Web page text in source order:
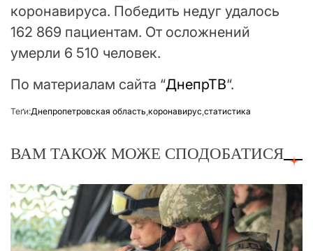
коронавируса. Победить недуг удалось
162 869 пациентам. От осложнений
умерли 6 510 человек.
По материалам сайта “ДнепрТВ“.
Теґи:Днепропетровская область,коронавирус,статистика
ВАМ ТАКОЖ МОЖЕ СПОДОБАТИСЯ